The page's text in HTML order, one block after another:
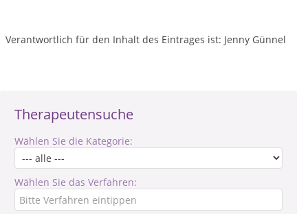
Therapeutensuche
Wählen Sie die Kategorie:
Wählen Sie das Verfahren:
Verantwortlich für den Inhalt des Eintrages ist: Jenny Günnel